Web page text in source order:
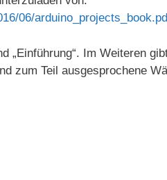
06/
„Einführung“. Im Weiteren
zum Teil ausgesprochene